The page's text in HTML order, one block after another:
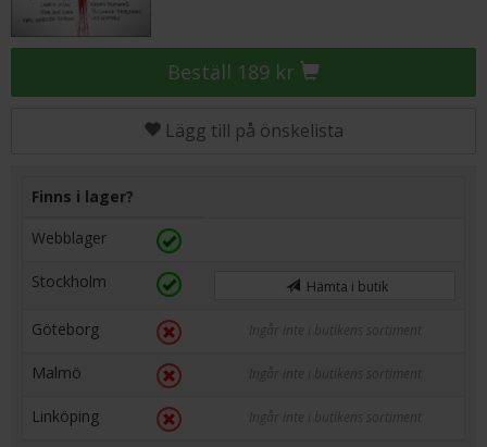
Beställ 189 kr
Lägg till på önskelista
Finns i lager?
Webblager
Stockholm Hämta i butik
Göteborg Ingår inte i butikens sortiment
Malmö Ingår inte i butikens sortiment
Linköping Ingår inte i butikens sortiment